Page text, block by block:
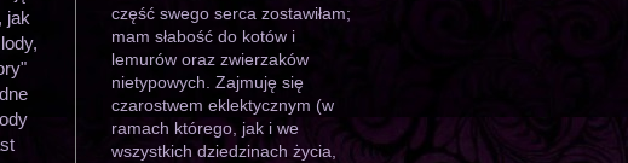
jak
część swego serca zostawiłam;
mam słabość do kotów i
lemurów oraz zwierzaków
nietypowych. Zajmuję się
czarostwem eklektycznym (w
ramach którego, jak i we
wszystkich dziedzinach życia,